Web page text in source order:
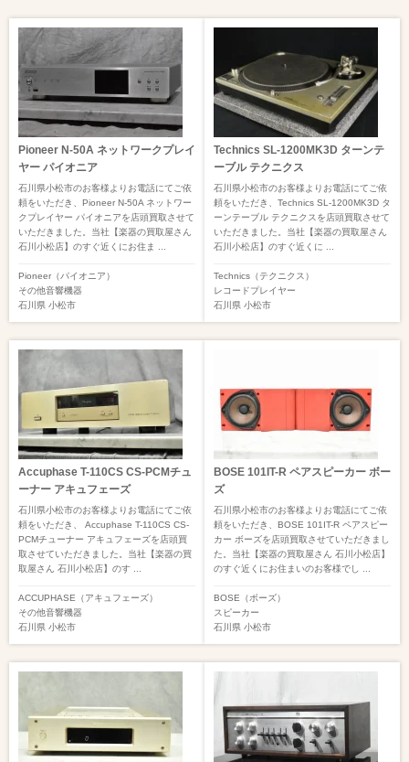
Pioneer N-50A ネットワークプレイ
ヤー パイオニア
石川県小松市のお客様よりお電話にてご依
頼をいただき、Pioneer N-50A ネットワー
クプレイヤー パイオニアを店頭買取させて
いただきました。当社【楽器の買取屋さん
石川小松店】のすぐ近くにお住ま ...
Pioneer（パイオニア）
その他音響機器
石川県 小松市
Technics SL-1200MK3D ターンテ
ーブル テクニクス
石川県小松市のお客様よりお電話にてご依
頼をいただき、Technics SL-1200MK3D タ
ーンテーブル テクニクスを店頭買取させて
いただきました。当社【楽器の買取屋さん
石川小松店】のすぐ近くに ...
Technics（テクニクス）
レコードプレイヤー
石川県 小松市
Accuphase T-110CS CS-PCMチュ
ーナー アキュフェーズ
石川県小松市のお客様よりお電話にてご依
頼をいただき、 Accuphase T-110CS CS-
PCMチューナー アキュフェーズを店頭買
取させていただきました。当社【楽器の買
取屋さん 石川小松店】のす ...
ACCUPHASE（アキュフェーズ）
その他音響機器
石川県 小松市
BOSE 101IT-R ペアスピーカー ボー
ズ
石川県小松市のお客様よりお電話にてご依
頼をいただき、BOSE 101IT-R ペアスピー
カー ボーズを店頭買取させていただきまし
た。当社【楽器の買取屋さん 石川小松店】
のすぐ近くにお住まいのお客様でし ...
BOSE（ボーズ）
スピーカー
石川県 小松市